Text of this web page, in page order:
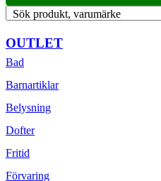
Sök produkt, varumärke
OUTLET
Bad
Barnartiklar
Belysning
Dofter
Fritid
Förvaring